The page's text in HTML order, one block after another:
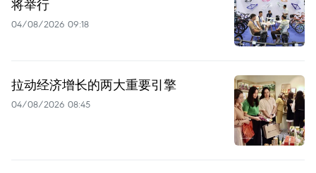
将举行
04/08/2026 09:18
拉动经济增长的两大重要引擎
04/08/2026 08:45